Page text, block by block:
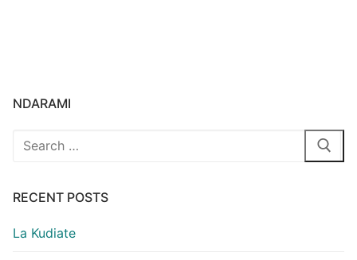
NDARAMI
Search
RECENT POSTS
La Kudiate